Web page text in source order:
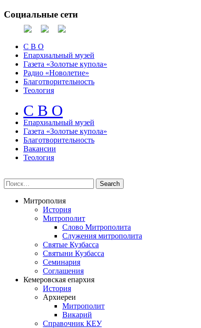
Социальные сети
С В О
Епархиальный музей
Газета «Золотые купола»
Радио «Новолетие»
Благотворительность
Теология
С В О
Епархиальный музeй
Газета «Золотые купола»
Благотворительность
Вакансии
Теология
Митрополия
История
Митрополит
Слово Митрополита
Служения митрополита
Святые Кузбасса
Святыни Кузбасса
Семинария
Соглашения
Кемеровская епархия
История
Архиереи
Митрополит
Викарий
Справочник КЕУ